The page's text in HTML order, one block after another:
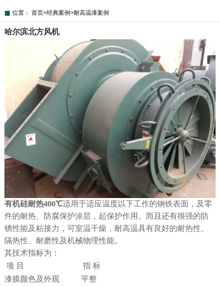
位置： 首页>经典案例>耐高温漆案例
哈尔滨北方风机
有机硅耐热400℃适用于适应温度以下工作的钢铁表面，及零
件的耐热、防腐保护涂层，起保护作用。而且还有很强的防
锈性能及粘接力，可室温干燥，耐高温具有良好的耐热性、
隔热性、耐磨性及机械物理性能。
其技术指标为：
项 目
指 标
漆膜颜色及外观
平整